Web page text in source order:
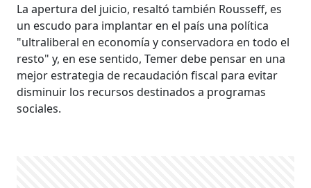
La apertura del juicio, resaltó también Rousseff, es
un escudo para implantar en el país una política
"ultraliberal en economía y conservadora en todo el
resto" y, en ese sentido, Temer debe pensar en una
mejor estrategia de recaudación fiscal para evitar
disminuir los recursos destinados a programas
sociales.